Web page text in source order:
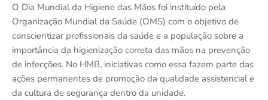
O Dia Mundial da Higiene das Mãos foi instituído pela
Organização Mundial da Saúde (OMS) com o objetivo de
conscientizar profissionais da saúde e a população sobre a
importância da higienização correta das mãos na prevenção
de infecções. No HMB, iniciativas como essa fazem parte das
ações permanentes de promoção da qualidade assistencial e
da cultura de segurança dentro da unidade.